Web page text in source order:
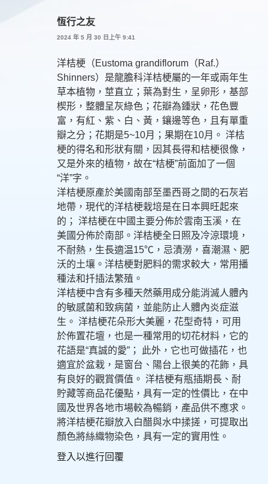
恆行之友
2024 年 5 月 30 日上午 9:41
洋桔梗（Eustoma grandiflorum（Raf.）
Shinners）是龍膽科洋桔梗屬的一年或兩年生
草本植物，莖直立；葉為對生，呈卵形，基部
楔形，整體呈灰綠色；花瓣為鍾狀，花色豐
富，有紅、紫、白、黃，鑲邊等色，且有單重
瓣之分；花期是5~10月；果期在10月。 洋桔
梗的得名和形狀有關，因其長得和桔梗很像，
又是外來的植物，故在“桔梗”前面加了一個
“洋”字。
洋桔梗原產於美國南部至墨西哥之間的石灰岩
地帶，現代的洋桔梗栽培是在日本興旺起來
的； 洋桔梗在中國主要分佈於雲南玉溪，在
美國分佈於南部。洋桔梗全日照及冷涼環境，
不耐熱，生長適温15℃，忌漬澇，喜潮濕、肥
沃的土壤。洋桔梗對肥料的需求較大，常用播
種法和扦插法繁殖。
洋桔梗中含有多種天然藥用成分能消滅人體內
的敏感菌和致病菌，並能防止人體內炎症滋
生。 洋桔梗花朵形大美麗，花型奇特，可用
於佈置花壇，也是一種常用的切花材料，它的
花語是“真誠的愛”； 此外，它也可做插花，也
適宜於盆栽，是窗台、陽台上很美的花飾，具
有良好的觀賞價值。 洋桔梗有瓶插期長、耐
貯藏等商品花優點，具有一定的性價比，在中
國及世界各地市場較為暢銷，產品供不應求。
將洋桔梗花瓣放入白醋與水中揉搓，可提取出
顏色將絲織物染色，具有一定的實用性。
登入以進行回覆